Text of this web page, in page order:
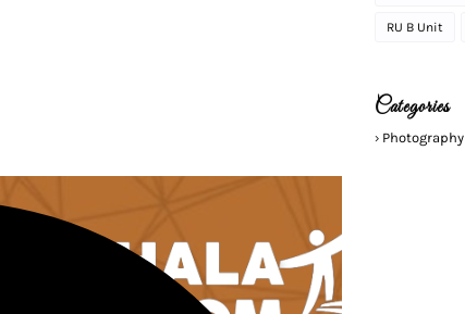
RU B Unit
Categories
Photography